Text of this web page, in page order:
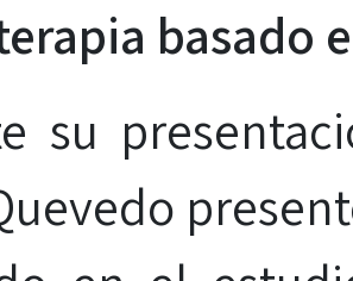
basado
su